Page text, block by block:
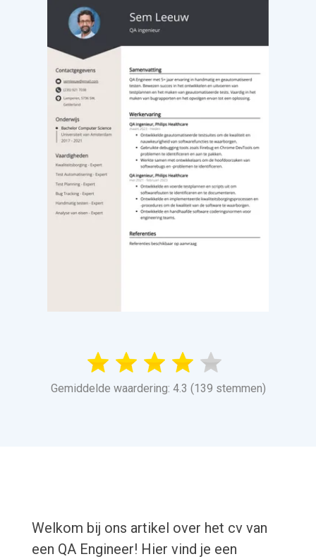
Gemiddelde waardering: 4.3 (139 stemmen)
Welkom bij ons artikel over het cv van
een QA Engineer! Hier vind je een